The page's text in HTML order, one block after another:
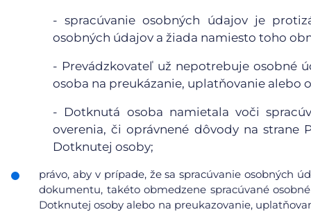
- spracúvanie osobných údajov je
osobných údajov a žiada namiesto toho
- Prevádzkovateľ už nepotrebuje osobné
osoba na preukázanie, uplatňovanie alebo
- Dotknutá osoba namietala voči
overenia, či oprávnené dôvody na strane
Dotknutej osoby;
právo, aby v prípade, že sa spracúvanie osobných
dokumentu, takéto obmedzene spracúvané
Dotknutej osoby alebo na preukazovanie,